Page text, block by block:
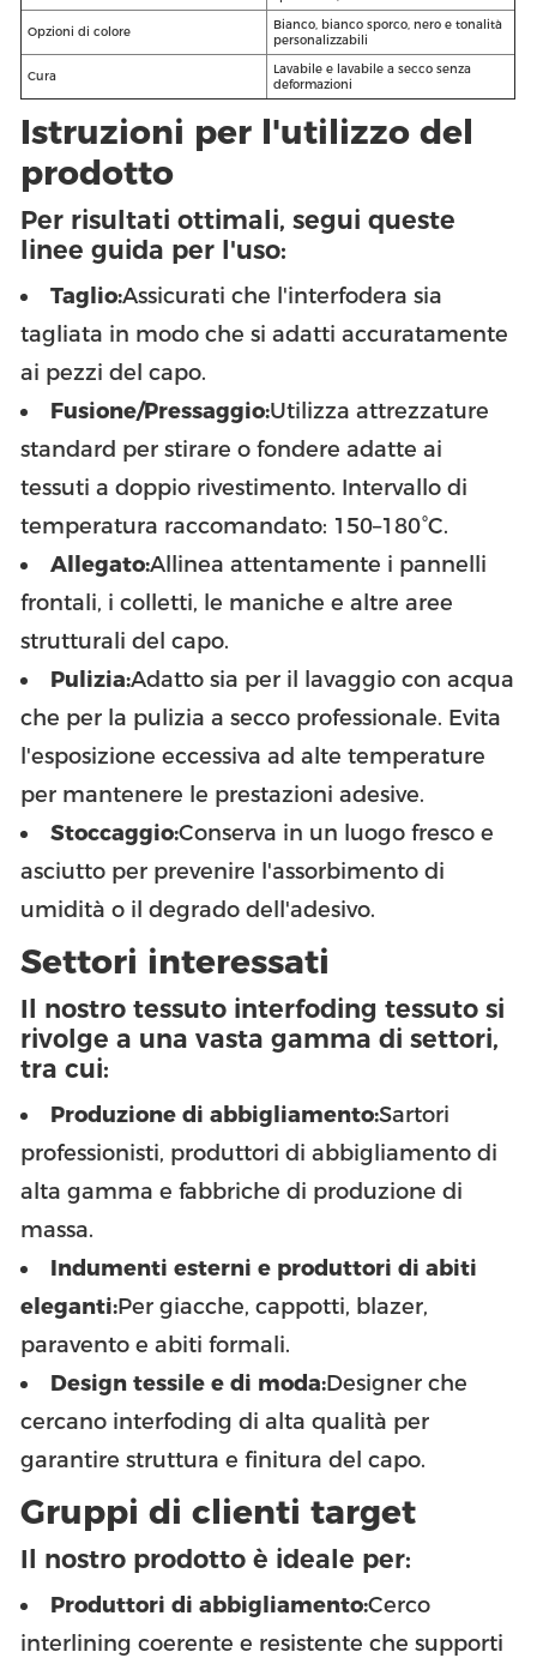
Opzioni di colore
Bianco, bianco sporco, nero e tonalità
personalizzabili
Cura
Lavabile e lavabile a secco senza
deformazioni
Istruzioni per l'utilizzo del
prodotto
Per risultati ottimali, segui queste
linee guida per l'uso:
Taglio:Assicurati che l'interfodera sia
tagliata in modo che si adatti accuratamente
ai pezzi del capo.
Fusione/Pressaggio:Utilizza attrezzature
standard per stirare o fondere adatte ai
tessuti a doppio rivestimento. Intervallo di
temperatura raccomandato: 150–180°C.
Allegato:Allinea attentamente i pannelli
frontali, i colletti, le maniche e altre aree
strutturali del capo.
Pulizia:Adatto sia per il lavaggio con acqua
che per la pulizia a secco professionale. Evita
l'esposizione eccessiva ad alte temperature
per mantenere le prestazioni adesive.
Stoccaggio:Conserva in un luogo fresco e
asciutto per prevenire l'assorbimento di
umidità o il degrado dell'adesivo.
Settori interessati
Il nostro tessuto interfoding tessuto si
rivolge a una vasta gamma di settori,
tra cui:
Produzione di abbigliamento:Sartori
professionisti, produttori di abbigliamento di
alta gamma e fabbriche di produzione di
massa.
Indumenti esterni e produttori di abiti
eleganti:Per giacche, cappotti, blazer,
paravento e abiti formali.
Design tessile e di moda:Designer che
cercano interfoding di alta qualità per
garantire struttura e finitura del capo.
Gruppi di clienti target
Il nostro prodotto è ideale per:
Produttori di abbigliamento:Cerco
interlining coerente e resistente che supporti